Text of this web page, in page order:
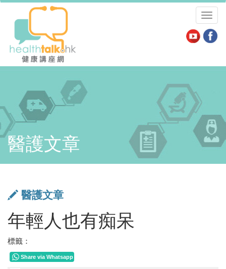
醫護文章
醫護文章
年輕人也有痴呆
標籤：
Share via Whatsapp